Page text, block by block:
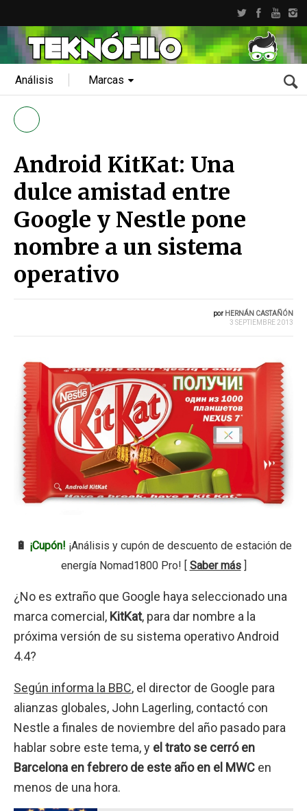
Análisis Marcas
Android KitKat: Una
dulce amistad entre
Google y Nestle pone
nombre a un sistema
operativo
por HERNÁN CASTAÑÓN
3 SEPTIEMBRE 2013
🔋 ¡Cupón! ¡Análisis y cupón de descuento de estación de
energía Nomad1800 Pro! [ Saber más]
¿No es extraño que Google haya seleccionado una
marca comercial, KitKat, para dar nombre a la
próxima versión de su sistema operativo Android
4.4?
Según informa la BBC, el director de Google para
alianzas globales, John Lagerling, contactó con
Nestle a finales de noviembre del año pasado para
hablar sobre este tema, y el trato se cerró en
Barcelona en febrero de este año en el MWC en
menos de una hora.